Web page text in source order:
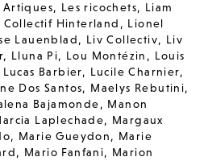
Artiques, Les ricochets, Liam
Collectif Hinterland , Lionel
Lauenblad, Liv Collectiv, Liv
, Lluna Pi, Lou Montézin , Louis
Lucas Barbier, Lucile Charnier,
Dos Santos, Maelys Rebutini,
Bajamonde, Manon
Laplechade, Margaux
, Marie Gueydon, Marie
, Mario Fanfani, Marion